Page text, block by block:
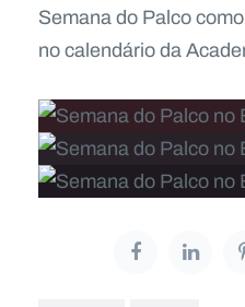
Semana do Palco
no calendário da